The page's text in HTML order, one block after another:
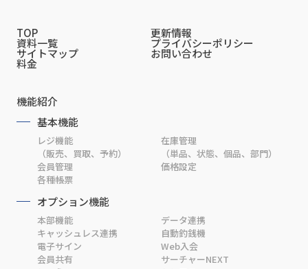
TOP 更新情報
資料一覧 プライバシーポリシー
サイトマップ お問い合わせ
料金
機能紹介
基本機能
レジ機能
（販売、買取、予約）
在庫管理
（単品、状態、個品、部門）
会員管理
価格設定
各種帳票
オプション機能
本部機能
データ連携
キャッシュレス連携
自動釣銭機
電子サイン
Web入会
会員共有
サーチャーNEXT